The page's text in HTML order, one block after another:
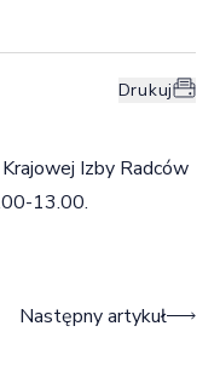
Drukuj
Izby Radców
13.00.
Następny artykuł